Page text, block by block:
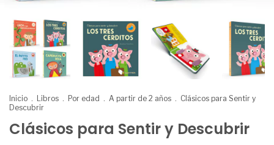
Inicio . Libros . Por edad . A partir de 2 años . Clásicos para Sentir y
Descubrir
Clásicos para Sentir y Descubrir